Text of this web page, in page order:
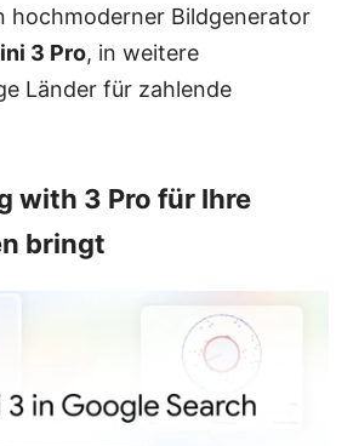
hochmoderner Bildgenerator
3 Pro, in weitere
Länder für zahlende
with 3 Pro für Ihre
bringt